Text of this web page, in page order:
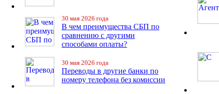
30 мая 2026 года
В чем преимущества СБП по
сравнению с другими
способами оплаты?
30 мая 2026 года
Переводы в другие банки по
номеру телефона без комиссии